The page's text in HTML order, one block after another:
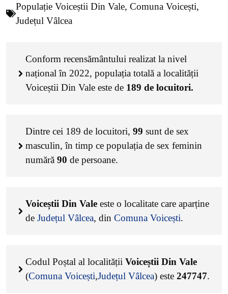
Populație Voiceștii Din Vale, Comuna Voicești,
Județul Vâlcea
Conform recensământului realizat la nivel
național în 2022, populația totală a localității
Voiceștii Din Vale este de 189 de locuitori.
Dintre cei 189 de locuitori, 99 sunt de sex
masculin, în timp ce populația de sex feminin
numără 90 de persoane.
Voiceștii Din Vale este o localitate care aparține
de Județul Vâlcea, din Comuna Voicești.
Codul Poștal al localității Voiceștii Din Vale
(Comuna Voicești,Județul Vâlcea) este 247747.